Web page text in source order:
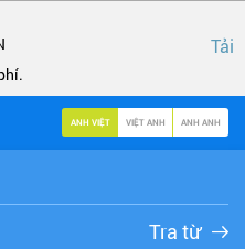
Tải
ANH VIỆT VIỆT ANH ANH ANH
Tra từ